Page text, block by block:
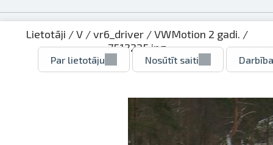
Lietotāji /V/vr6_driver/VWMotion 2 gadi. /
7512225.jpg
Par lietotāju Nosūtīt saiti